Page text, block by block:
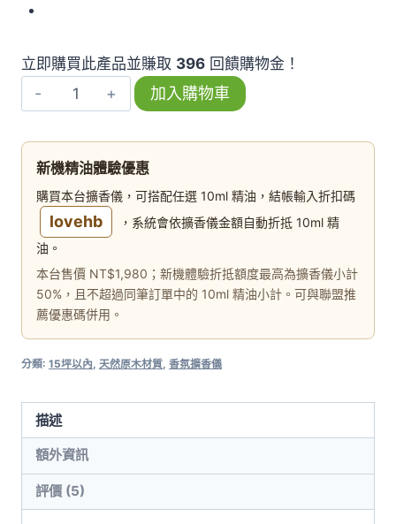
立即購買此產品並賺取 396 回饋購物金！
【泡
泡】
油
香
儀
木)
數
量
加入購物車
新機精油體驗優惠
購買本台擴香儀，可搭配任選 10ml 精油，結帳輸入折扣碼
lovehb
，系統會依擴香儀金額自動折抵 10ml 精
油。
本台售價 NT$1,980；新機體驗折抵額度最高為擴香儀小計
50%，且不超過同筆訂單中的 10ml 精油小計。可與聯盟推
薦優惠碼併用。
分類: 15坪以內, 天然原木材質, 香氛擴香儀
描述
額外資訊
評價 (5)